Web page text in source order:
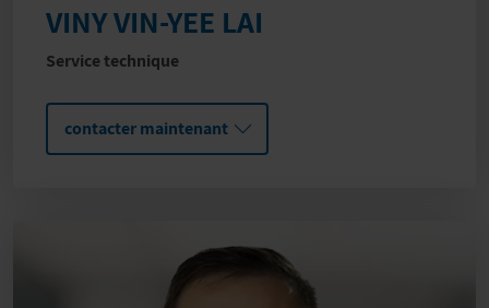
VINY VIN-YEE LAI
Service technique
contacter maintenant